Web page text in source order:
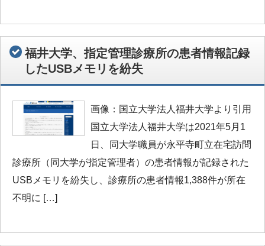
福井大学、指定管理診療所の患者情報記録
したUSBメモリを紛失
画像：国立大学法人福井大学より引用
国立大学法人福井大学は2021年5月1
日、同大学職員が永平寺町立在宅訪問
診療所（同大学が指定管理者）の患者情報が記録された
USBメモリを紛失し、診療所の患者情報1,388件が所在
不明に […]